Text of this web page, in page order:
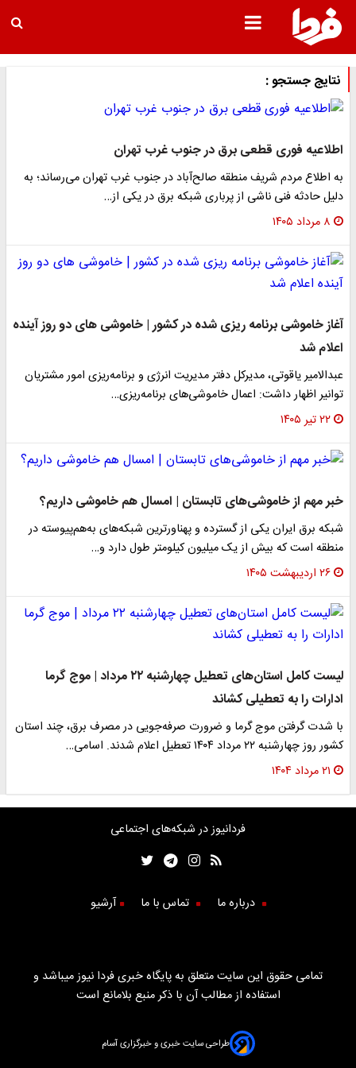
نتایج جستجو :
اطلاعیه فوری قطعی برق در جنوب غرب تهران
به اطلاع مردم شریف منطقه صالح‌آباد در جنوب غرب تهران می‌رساند؛ به
دلیل حادثه فنی ناشی از پرباری شبکه برق در یکی از…
۸ مرداد ۱۴۰۵
آغاز خاموشی‌ برنامه ریزی شده در کشور | خاموشی های دو روز آینده
اعلام شد
عبدالامیر یاقوتی، مدیرکل دفتر مدیریت انرژی و برنامه‌ریزی امور مشتریان
توانیر اظهار داشت: اعمال خاموشی‌های برنامه‌ریزی…
۲۲ تیر ۱۴۰۵
خبر مهم از خاموشی‌های تابستان | امسال هم خاموشی داریم؟
شبکه برق ایران یکی از گسترده‌ و پهناورترین شبکه‌های به‌هم‌پیوسته در
منطقه است که بیش از یک میلیون کیلومتر طول دارد و…
۲۶ اردیبهشت ۱۴۰۵
لیست کامل استان‌های تعطیل چهارشنبه ۲۲ مرداد | موج گرما
ادارات را به تعطیلی کشاند
با شدت گرفتن موج گرما و ضرورت صرفه‌جویی در مصرف برق، چند استان
کشور روز چهارشنبه ۲۲ مرداد ۱۴۰۴ تعطیل اعلام شدند. اسامی…
۲۱ مرداد ۱۴۰۴
فردانیوز در شبکه‌های اجتماعی
درباره ما تماس با ما آرشیو
تمامی حقوق این سایت متعلق به پایگاه خبری فردا نیوز میباشد و
استفاده از مطالب آن با ذکر منبع بلامانع است
طراحی سایت خبری و خبرگزاری آسام